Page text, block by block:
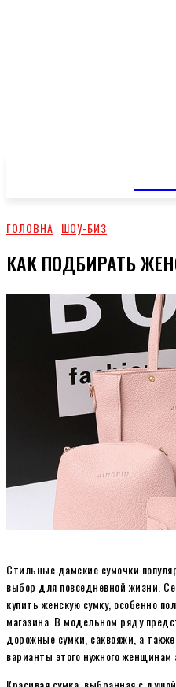
ГОЛОВНА ШОУ-БИЗ
КАК ПОДБИРАТЬ
Стильные дамские сумочки
выбор для повседневной жизни.
купить женскую сумку, особенно
магазина. В модельном ряду
дорожные сумки, саквояжи, а
варианты этого нужного женщинам